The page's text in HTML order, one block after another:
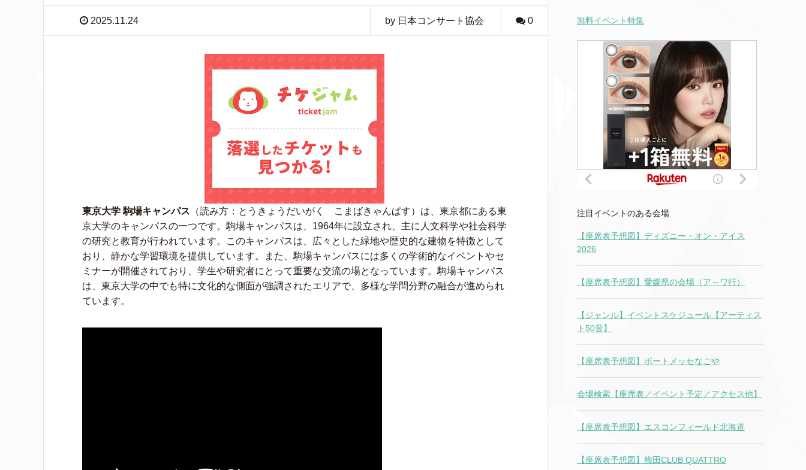
2025.11.24 by 日本コンサート協会 0
東京大学 駒場キャンパス （読み方：とうきょうだいがく こまばきゃんぱす）は、東京都にある東
京大学のキャンパスの一つです。駒場キャンパスは、1964年に設立され、主に人文科学や社会科学
の研究と教育が行われています。このキャンパスは、広々とした緑地や歴史的な建物を特徴として
おり、静かな学習環境を提供しています。また、駒場キャンパスには多くの学術的なイベントやセ
ミナーが開催されており、学生や研究者にとって重要な交流の場となっています。駒場キャンパス
は、東京大学の中でも特に文化的な側面が強調されたエリアで、多様な学問分野の融合が進められ
ています。
無料イベント特集
注目イベントのある会場
【座席表予想図】ディズニー・オン・アイス
2026
【座席表予想図】愛媛県の会場（ア～ワ行）
【ジャンル】イベントスケジュール【アーティス
ト50音】
【座席表予想図】ポートメッセなごや
会場検索【座席表／イベント予定／アクセス他】
【座席表予想図】エスコンフィールド北海道
【座席表予想図】梅田CLUB QUATTRO